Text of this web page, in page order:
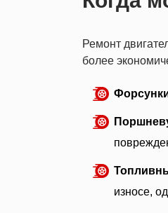
Ремонт
более
износе,